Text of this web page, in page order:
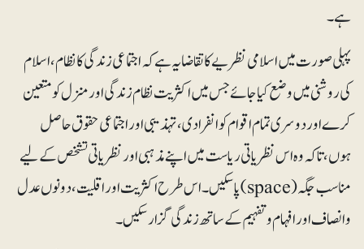
ہے۔
پہلی صورت میں اسلامی نظریے کا تقاضا یہ ہے کہ اجتماعی زندگی کانظام، اسلام
کی روشنی میں وضع کیا جائے جس میں اکثریت نظام زندگی اور منزل کو متعین
کرے اور دوسری تمام اقوام کو انفرادی، تہذیبی اور اجتماعی حقوق حاصل
ہوں، تاکہ وہ اس نظریاتی ریاست میں اپنے مذہبی اور نظریاتی تشخص کے لیے
مناسب جگہ (space) پا سکیں۔ اس طرح اکثریت اور اقلیت، دونوں عدل
و انصاف اور افہام و تفہیم کے ساتھ زندگی گزار سکیں۔